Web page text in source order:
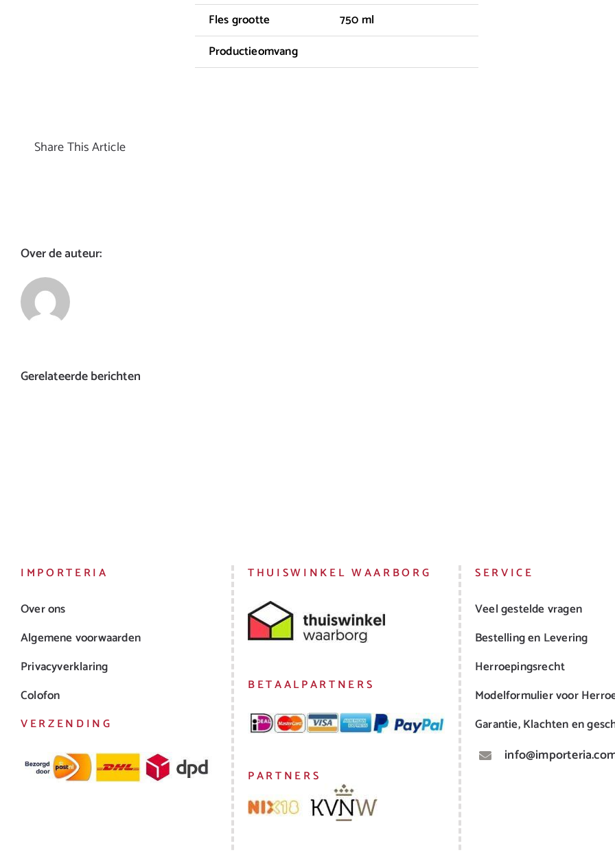
Fles grootte
750 ml
Productieomvang
Share This Article
Over de auteur:
Gerelateerde berichten
IMPORTERIA
Over ons
Algemene voorwaarden
Privacyverklaring
Colofon
VERZENDING
THUISWINKEL WAARBORG
BETAALPARTNERS
PARTNERS
SERVICE
Veel gestelde vragen
Bestelling en Levering
Herroepingsrecht
Modelformulier voor
Garantie, Klachten en